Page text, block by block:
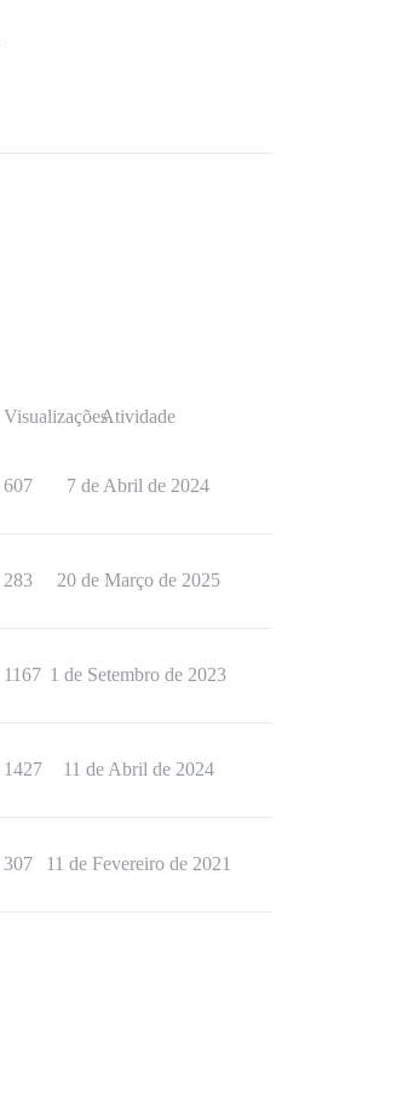
VisualizaçõesAtividade
607 7 de Abril de 2024
283 20 de Março de 2025
1167 1 de Setembro de 2023
1427 11 de Abril de 2024
307 11 de Fevereiro de 2021